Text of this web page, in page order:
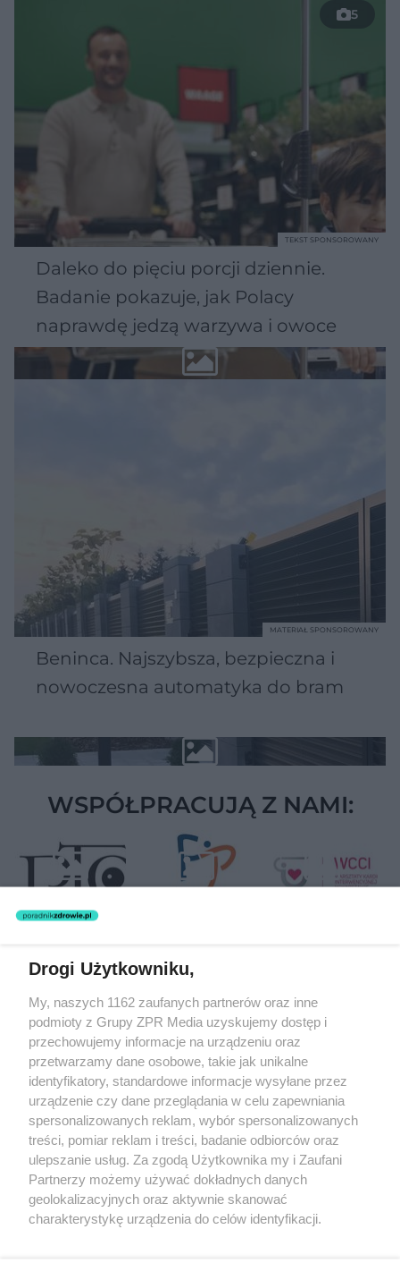
5
Daleko do pięciu porcji dziennie.
Badanie pokazuje, jak Polacy
naprawdę jedzą warzywa i owoce
TEKST SPONSOROWANY
Beninca. Najszybsza, bezpieczna i
nowoczesna automatyka do bram
MATERIAŁ SPONSOROWANY
WSPÓŁPRACUJĄ Z NAMI:
Żaden utwór zamieszczony w serwisie nie może być powielany i
rozpowszechniany lub dalej rozpowszechniany w jakikolwiek sposób
(w tym także elektroniczny lub mechaniczny) na jakimkolwiek polu
eksploatacji w jakiejkolwiek formie, włącznie z umieszczaniem w
Internecie bez pisemnej zgody właściciela praw. Jakiekolwiek użycie
lub wykorzystanie utworów w całości lub w części z naruszeniem
prawa, tzn. bez właściwej zgody, jest zabronione pod groźbą kary i
może być ścigane prawnie.
O nas
Drogi Użytkowniku,
My, naszych 1162 zaufanych partnerów oraz inne
podmioty z Grupy ZPR Media uzyskujemy dostęp i
przechowujemy informacje na urządzeniu oraz
przetwarzamy dane osobowe, takie jak unikalne
identyfikatory, standardowe informacje wysyłane przez
urządzenie czy dane przeglądania w celu zapewniania
spersonalizowanych reklam, wybór spersonalizowanych
treści, pomiar reklam i treści, badanie odbiorców oraz
ulepszanie usług. Za zgodą Użytkownika my i Zaufani
Partnerzy możemy używać dokładnych danych
geolokalizacyjnych oraz aktywnie skanować
charakterystykę urządzenia do celów identyfikacji.